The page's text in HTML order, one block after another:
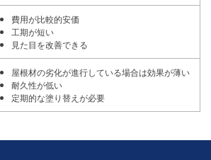
費用が比較的安価
工期が短い
見た目を改善できる
屋根材の劣化が進行している場合は効果が薄い
耐久性が低い
定期的な塗り替えが必要